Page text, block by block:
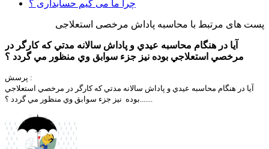
چرا ما می گیم حسابداری ؟
پست های مرتبط با محاسبه پاداش مرخصی استعلاجی
آيا در هنگام محاسبه عيدي و پاداش سالانه مدتي كه كارگر در
مرخصي استعلاجي بوده نيز جزء سوابق وي منظور مي گردد ؟
پرسش :
آيا در هنگام محاسبه عيدي و پاداش سالانه مدتي كه كارگر در مرخصي استعلاجي
بوده نيز جزء سوابق وي منظور مي گردد ؟.......